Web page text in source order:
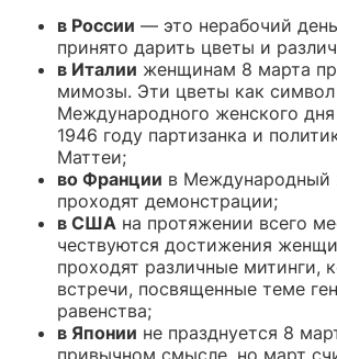
в России — это нерабочий
принято дарить цветы и
в Италии женщинам 8 марта
мимозы. Эти цветы как символ
Международного женского
1946 году партизанка и
Маттеи;
во Франции в Международный
проходят демонстрации;
в США на протяжении всего
чествуются достижения
проходят различные митинги,
встречи, посвященные теме
равенства;
в Японии не празднуется 8
привычном смысле, но март